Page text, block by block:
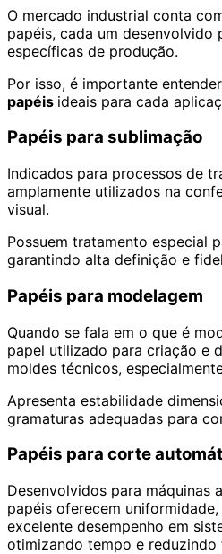
O mercado industrial conta
papéis, cada um desenvolvido
específicas de produção.
Por isso, é importante entender
papéis ideais para cada
Papéis para sublimação
Indicados para processos de
amplamente utilizados na
visual.
Possuem tratamento especial
garantindo alta definição e
Papéis para modelagem
Quando se fala em o que é
papel utilizado para criação e
moldes técnicos,
Apresenta estabilidade
gramaturas adequadas para
Papéis para corte
Desenvolvidos para máquinas
papéis oferecem
excelente desempenho em
otimizando tempo e reduzindo